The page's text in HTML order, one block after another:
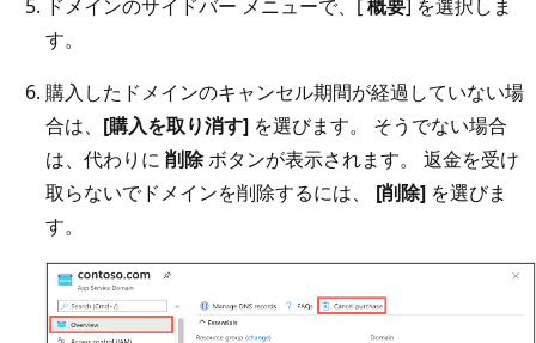
ドメインのサイドバー メニューで、[概要] を選択しま
す。
購入したドメインのキャンセル期間が経過していない場
合は、 [購入を取り消す] を選びます。 そうでない場合
は、代わりに 削除ボタンが表示されます。 返金を受け
取らないでドメインを削除するには、 [削除] を選びま
す。